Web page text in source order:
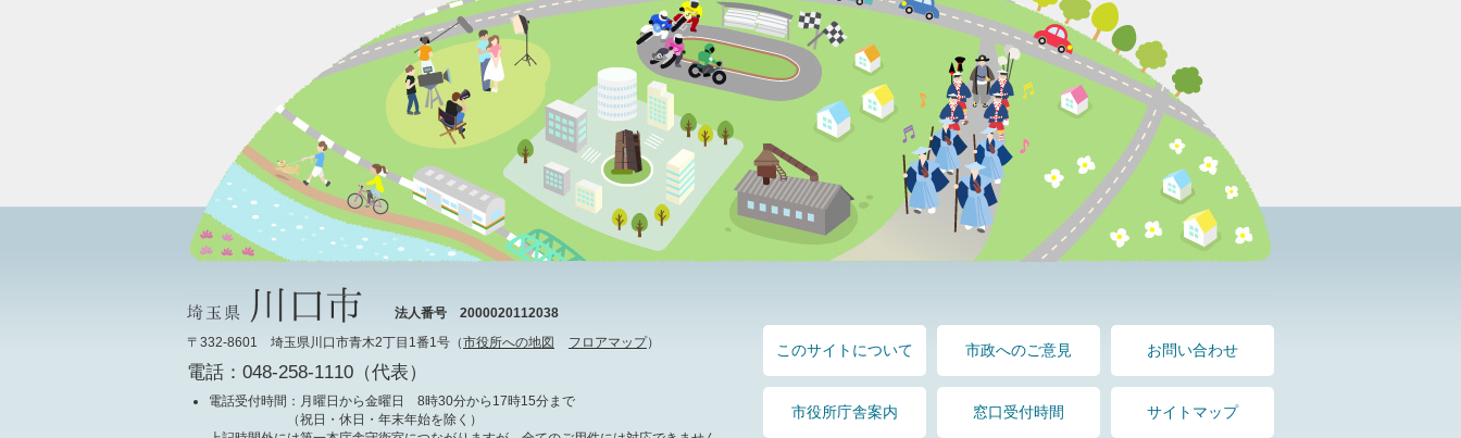
法人番号 2000020112038
〒332-8601 埼玉県川口市青木2丁目1番1号（市役所への地図 フロアマップ）
電話：048-258-1110（代表）
電話受付時間 ：月曜日から金曜日 8時30分から17時15分まで
（祝日・休日・年末年始を除く）
このサイトについて 市政へのご意見 お問い合わせ
市役所庁舎案内 窓口受付時間 サイトマップ